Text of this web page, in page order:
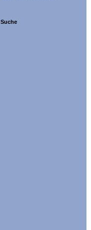
Suche